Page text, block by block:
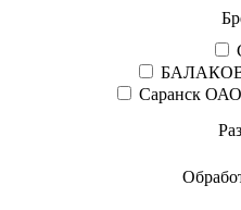
Саранск ОАО